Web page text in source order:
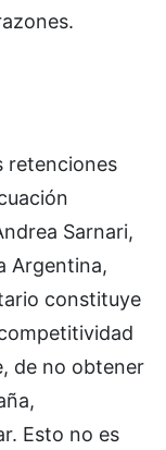
retenciones
Sarnari,
Argentina,
constituye
de no obtener
Esto no es